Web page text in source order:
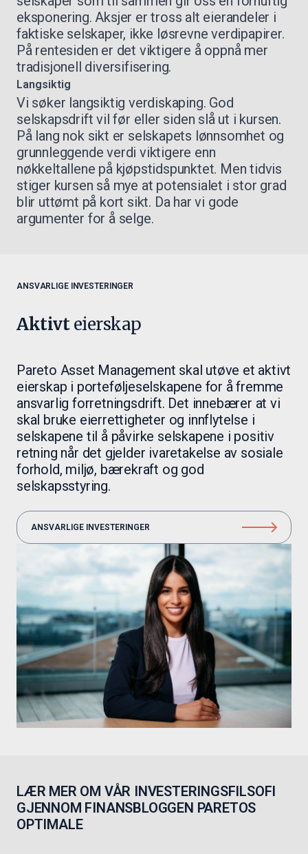
eksponering. Aksjer er tross alt eierandeler i
faktiske selskaper, ikke løsrevne verdipapirer.
På rentesiden er det viktigere å oppnå mer
tradisjonell diversifisering.
Langsiktig
Vi søker langsiktig verdiskaping. God
selskapsdrift vil før eller siden slå ut i kursen.
På lang nok sikt er selskapets lønnsomhet og
grunnleggende verdi viktigere enn
nøkkeltallene på kjøpstidspunktet. Men tidvis
stiger kursen så mye at potensialet i stor grad
blir uttømt på kort sikt. Da har vi gode
argumenter for å selge.
ANSVARLIGE INVESTERINGER
Aktivteierskap
Pareto Asset Management skal utøve et aktivt
eierskap i porteføljeselskapene for å fremme
ansvarlig forretningsdrift. Det innebærer at vi
skal bruke eierrettigheter og innflytelse i
selskapene til å påvirke selskapene i positiv
retning når det gjelder ivaretakelse av sosiale
forhold, miljø, bærekraft og god
selskapsstyring.
ANSVARLIGE INVESTERINGER
LÆR MER OM VÅR INVESTERINGSFILSOFI
GJENNOM FINANSBLOGGEN PARETOS
OPTIMALE